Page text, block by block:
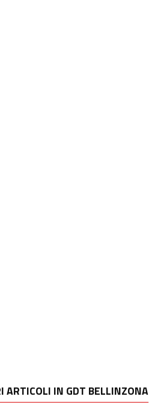
ARTICOLI IN GDT BELLINZONA